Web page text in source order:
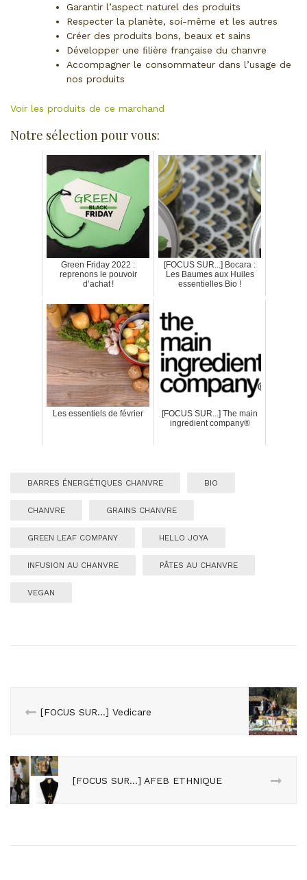
Garantir l’aspect naturel des produits
Respecter la planète, soi-même et les autres
Créer des produits bons, beaux et sains
Développer une ﬁlière française du chanvre
Accompagner le consommateur dans l’usage de
nos produits
Voir les produits de ce marchand
Notre sélection pour vous:
Green Friday 2022 :
reprenons le pouvoir
d’achat !
[FOCUS SUR...] Bocara :
Les Baumes aux Huiles
essentielles Bio !
Les essentiels de février
[FOCUS SUR...] The main
ingredient company®
BARRES ÉNERGÉTIQUES CHANVRE BIO
CHANVRE GRAINS CHANVRE
GREEN LEAF COMPANY HELLO JOYA
INFUSION AU CHANVRE PÂTES AU CHANVRE
VEGAN
[FOCUS SUR…] Vedicare
[FOCUS SUR…] AFEB ETHNIQUE